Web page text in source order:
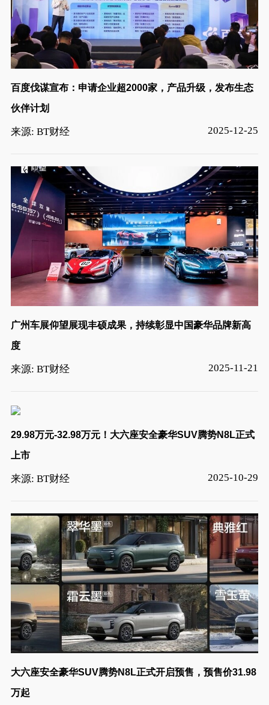
百度伐谋宣布：申请企业超2000家，产品升级，发布生态
伙伴计划
来源: BT财经 2025-12-25
广州车展仰望展现丰硕成果，持续彰显中国豪华品牌新高
度
来源: BT财经 2025-11-21
29.98万元-32.98万元！大六座安全豪华SUV腾势N8L正式
上市
来源: BT财经 2025-10-29
大六座安全豪华SUV腾势N8L正式开启预售，预售价31.98
万起